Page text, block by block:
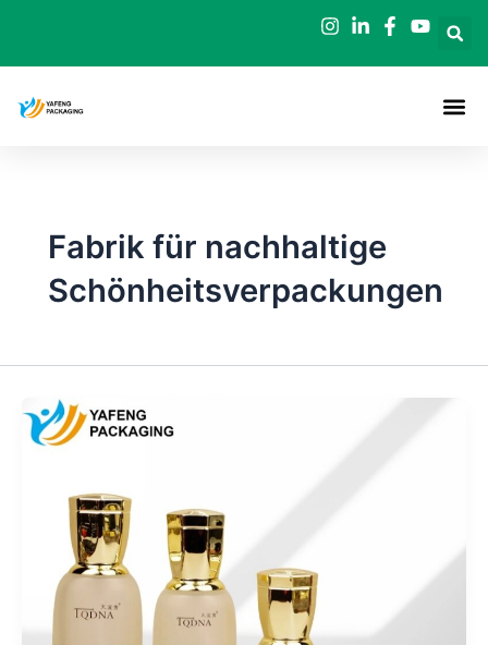
springen
Fabrik für nachhaltige
Schönheitsverpackungen